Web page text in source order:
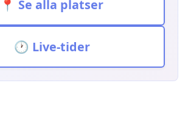
📍 Se alla platser
🕐 Live-tider